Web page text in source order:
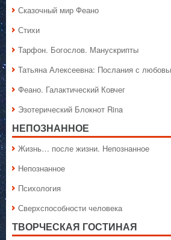
Сказочный мир Феано
Стихи
Тарфон. Богослов. Манускрипты
Татьяна Алексеевна: Послания с
Феано. Галактический Ковчег
Эзотерический Блокнот Rina
НЕПОЗНАННОЕ
Жизнь… после жизни. Непознанное
Непознанное
Психология
Сверхспособности человека
ТВОРЧЕСКАЯ ГОСТИНАЯ